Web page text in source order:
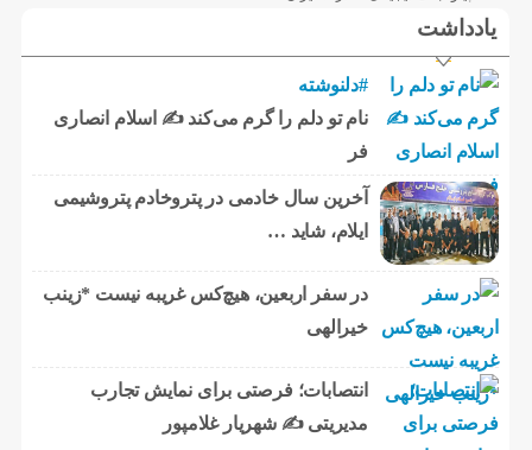
یادداشت
#دلنوشته
نام تو دلم را گرم می‌کند ✍️ اسلام انصاری
فر
آخرین سال خادمی در پتروخادم پتروشیمی
ایلام، شاید …
در سفر اربعین، هیچ‌کس غریبه نیست *زینب
خیرالهی
انتصابات؛ فرصتی برای نمایش تجارب
مدیریتی ✍ شهریار غلامپور